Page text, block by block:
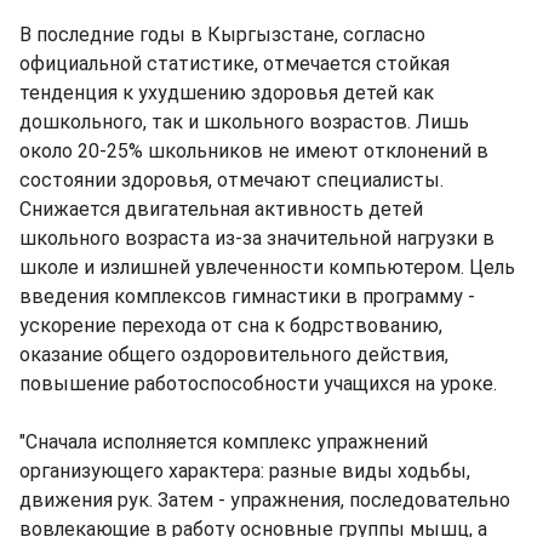
В последние годы в Кыргызстане, согласно
официальной статистике, отмечается стойкая
тенденция к ухудшению здоровья детей как
дошкольного, так и школьного возрастов. Лишь
около 20-25% школьников не имеют отклонений в
состоянии здоровья, отмечают специалисты.
Снижается двигательная активность детей
школьного возраста из-за значительной нагрузки в
школе и излишней увлеченности компьютером. Цель
введения комплексов гимнастики в программу -
ускорение перехода от сна к бодрствованию,
оказание общего оздоровительного действия,
повышение работоспособности учащихся на уроке.
"Сначала исполняется комплекс упражнений
организующего характера: разные виды ходьбы,
движения рук. Затем - упражнения, последовательно
вовлекающие в работу основные группы мышц, а